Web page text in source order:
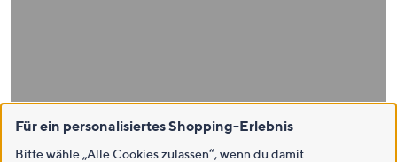
Für ein personalisiertes Shopping-Erlebnis
Bitte wähle „Alle Cookies zulassen“, wenn du damit